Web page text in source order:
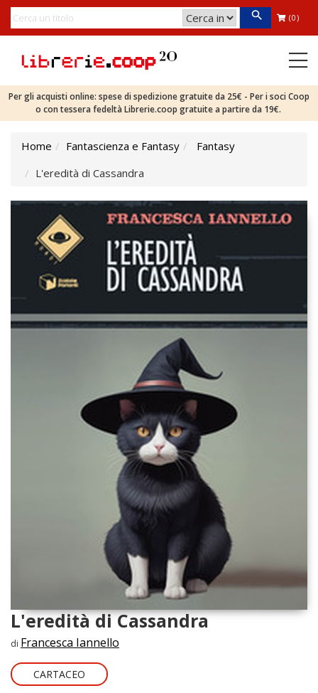
(0)
Per gli acquisti online: spese di spedizione gratuite da 25€ - Per i soci Coop
o con tessera fedeltà Librerie.coop gratuite a partire da 19€.
Home Fantascienza e Fantasy
Fantasy
L'eredità di Cassandra
L'eredità di Cassandra
di Francesca Iannello
CARTACEO